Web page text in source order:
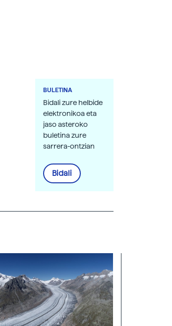
BULETINA
Bidali zure helbide
elektronikoa eta
jaso asteroko
buletina zure
sarrera-ontzian
Bidali